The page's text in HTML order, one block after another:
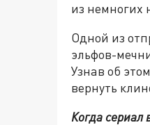
из немногих
Одной из
эльфов-
Узнав об
вернуть
Когда